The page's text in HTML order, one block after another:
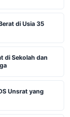
di Usia 35
di Sekolah dan
Unsrat yang